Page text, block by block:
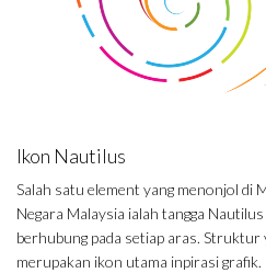
Ikon Nautilus
Salah satu element yang menonjol di
Negara Malaysia ialah tangga
berhubung pada setiap aras. Struktur
merupakan ikon utama inpirasi